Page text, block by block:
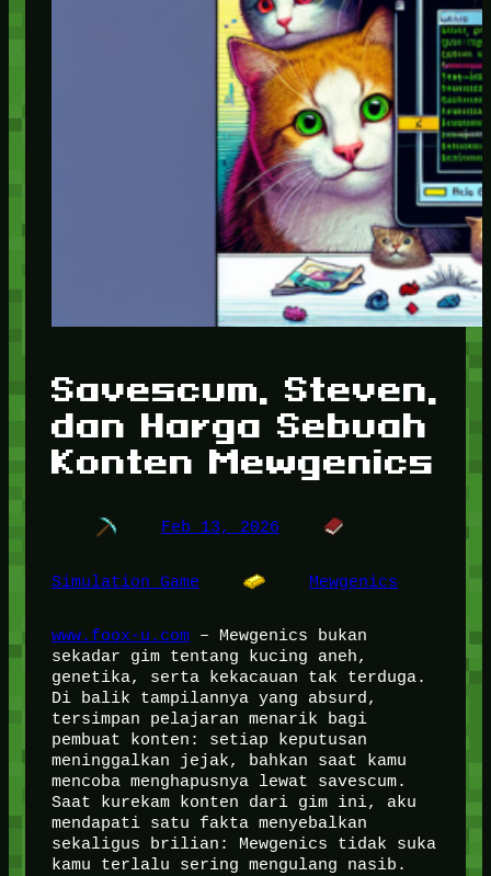
Savescum, Steven,
dan Harga Sebuah
Konten Mewgenics
Feb 13, 2026
Simulation Game Mewgenics
www.foox-u.com– Mewgenics bukan
sekadar gim tentang kucing aneh,
genetika, serta kekacauan tak terduga.
Di balik tampilannya yang absurd,
tersimpan pelajaran menarik bagi
pembuat konten: setiap keputusan
meninggalkan jejak, bahkan saat kamu
mencoba menghapusnya lewat savescum.
Saat kurekam konten dari gim ini, aku
mendapati satu fakta menyebalkan
sekaligus brilian: Mewgenics tidak suka
kamu terlalu sering mengulang nasib.